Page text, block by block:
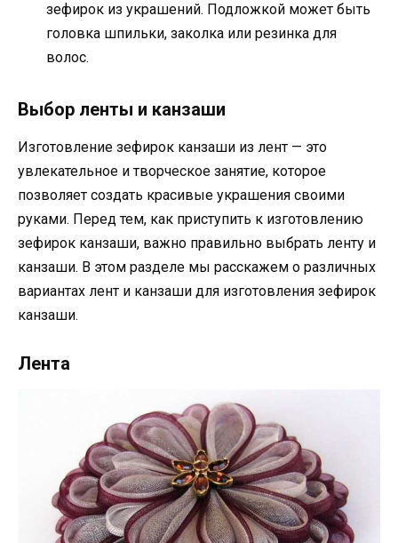
зефирок из украшений. Подложкой может быть
головка шпильки, заколка или резинка для
волос.
Выбор ленты и канзаши
Изготовление зефирок канзаши из лент — это
увлекательное и творческое занятие, которое
позволяет создать красивые украшения своими
руками. Перед тем, как приступить к изготовлению
зефирок канзаши, важно правильно выбрать ленту и
канзаши. В этом разделе мы расскажем о различных
вариантах лент и канзаши для изготовления зефирок
канзаши.
Лента